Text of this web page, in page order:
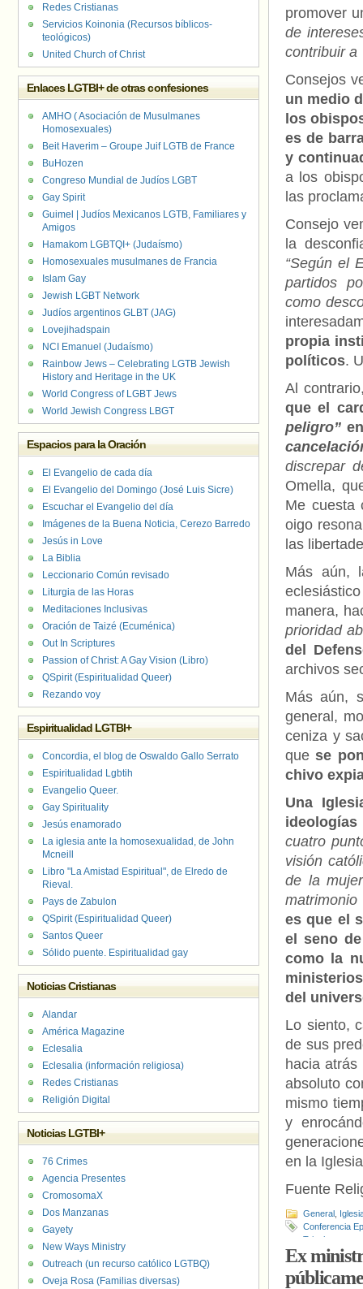
promover
de
contribuir a
Consejos
un medio
los
es de
y
a los
las
Consejo
la
“Según el
partidos
como
propia
políticos.
Al
que el
peligro”
discrepar
Omella,
Me cuesta
oigo
las
Más aún,
manera,
prioridad
del
archivos
Más aún,
general,
ceniza y
quese
chivo
Una
ideologías
cuatro
visión
de la
es que el
el seno
como la
del
Lo siento,
de sus
hacia
absoluto
mismo
y
en la
Fuente
General
Conferencia
Trinchera
Ex
Redes Cristianas
Servicios Koinonia (Recursos bíblicos-
teológicos)
United Church of Christ
Enlaces LGTBI+ de otras confesiones
AMHO ( Asociación de Musulmanes
Homosexuales)
Beit Haverim – Groupe Juif LGTB de France
BuHozen
Congreso Mundial de Judíos LGBT
Gay Spirit
Guimel | Judíos Mexicanos LGTB, Familiares y
Amigos
Hamakom LGBTQI+ (Judaísmo)
Homosexuales musulmanes de Francia
Islam Gay
Jewish LGBT Network
Judíos argentinos GLBT (JAG)
Lovejihadspain
NCI Emanuel (Judaísmo)
Rainbow Jews – Celebrating LGTB Jewish
History and Heritage in the UK
World Congress of LGBT Jews
World Jewish Congress LBGT
Espacios para la Oración
El Evangelio de cada día
El Evangelio del Domingo (José Luis Sicre)
Escuchar el Evangelio del día
Imágenes de la Buena Noticia, Cerezo Barredo
Jesús in Love
La Biblia
Leccionario Común revisado
Liturgia de las Horas
Meditaciones Inclusivas
Oración de Taizé (Ecuménica)
Out In Scriptures
Passion of Christ: A Gay Vision (Libro)
QSpirit (Espiritualidad Queer)
Rezando voy
Espiritualidad LGTBI+
Concordia, el blog de Oswaldo Gallo Serrato
Espiritualidad Lgbtih
Evangelio Queer.
Gay Spirituality
Jesús enamorado
La iglesia ante la homosexualidad, de John
Mcneill
Libro "La Amistad Espiritual", de Elredo de
Rieval.
Pays de Zabulon
QSpirit (Espiritualidad Queer)
Santos Queer
Sólido puente. Espiritualidad gay
Noticias Cristianas
Alandar
América Magazine
Eclesalia
Eclesalia (información religiosa)
Redes Cristianas
Religión Digital
Noticias LGTBI+
76 Crimes
Agencia Presentes
CromosomaX
Dos Manzanas
Gayety
New Ways Ministry
Outreach (un recurso católico LGTBQ)
Oveja Rosa (Familias diversas)